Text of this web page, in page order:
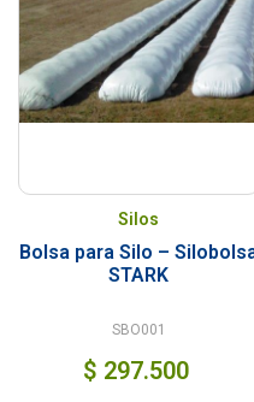
Silos
Bolsa para Silo –
STARK
SBO001
$ 297.500